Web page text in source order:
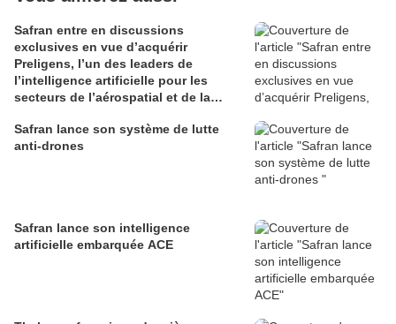
Safran entre en discussions
exclusives en vue d’acquérir
Preligens, l’un des leaders de
l’intelligence artificielle pour les
secteurs de l’aérospatial et de la
Safran lance son système de lutte
anti-drones
Safran lance son intelligence
artificielle embarquée ACE